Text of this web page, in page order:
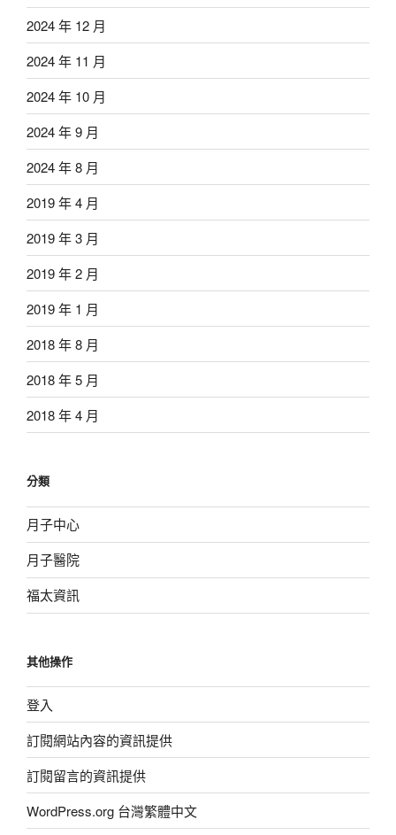
2024 年 12 月
2024 年 11 月
2024 年 10 月
2024 年 9 月
2024 年 8 月
2019 年 4 月
2019 年 3 月
2019 年 2 月
2019 年 1 月
2018 年 8 月
2018 年 5 月
2018 年 4 月
分類
月子中心
月子醫院
福太資訊
其他操作
登入
訂閱網站內容的資訊提供
訂閱留言的資訊提供
WordPress.org 台灣繁體中文